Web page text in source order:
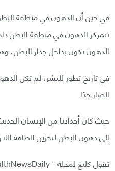
في حين أن الدهون في منطقة
تتمركز الدهون في منطقة البطن
الدهون تكون بداخل جدار البطن،
في تاريخ تطور للبشر، لم تكن
الضار جدًا.
حيث كان أجدادنا من الإنسان
إلى دهون البطن لتخزين الطاقة